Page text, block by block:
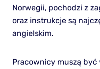
Norwegii, pochodzi z
oraz instrukcje są
angielskim.
Pracownicy muszą